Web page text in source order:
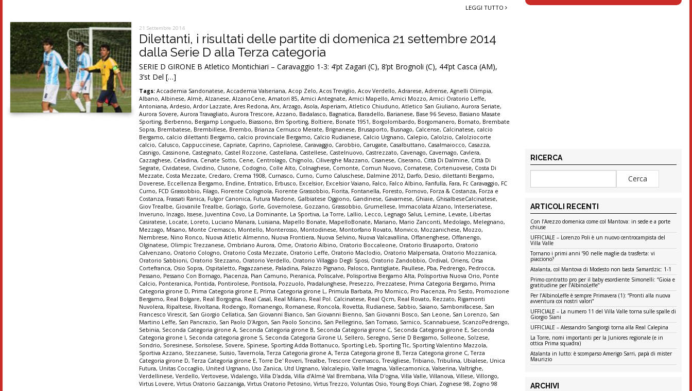
LEGGI TUTTO
21 Settembre 2014
Dilettanti, i risultati delle partite di domenica 21 settembre 2014
dalla Serie D alla Terza categoria
SERIE D GIRONE B Atletico Montichiari – Caravaggio 1-3: 4’pt Zagari (C), 8’pt Brognoli (C), 44’pt Casca (AM),
3’st Del […]
Tags: Accademia Sandonatese,Accademia Valseriana,Acop Zelo,Acos Treviglio,Acov Verdello,Adrarese,Adrense,Agnelli Olimpia,
Albano,Albinese,Almè,Alzanese,AlzanoCene,Amatori 85,Amici Antegnate,Amici Mapello,Amici Mozzo,Amici Oratorio Leffe,
Antoniana,Ardesio,Ardor Lazzate,Ares Redona,Arx,Arzago,Asola,Asperiam,Atletico Chiuduno,Atletico San Giuliano,Aurora Seriate,
Aurora Sovere,Aurora Travagliato,Aurora Trescore,Azzano, Badalasco, Bagnatica, Baradello, Barianese, Base 96 Seveso, Basiano Masate
Sporting, Berbenno, Bergamp Longuelo, Biassono, Bm Sporting, Boltiere, Bonate 1951, Borgolombardo, Borgomanero, Bornato, Brembate
Sopra, Brembatese, Brembillese, Brembo, Brianza Cernusco Merate, Brignanese, Brusaporto, Busnago, Calcense, Calcinatese, calcio
Bergamo, calcio dilettanti Bergamo, calcio provinciale Bergamo, Calcio Rudianese, Calcio Urgnano, Calepio, Calolzio, Calolziocorte
calcio, Calusco, Cappuccinese, Capriate, Caprino, Capriolese, Caravaggio, Carobbio, Carugate, Casalbuttano, Casalmaiocco, Casazza,
Casnigo, Cassinone, Castegnato, Castel Rozzone, Castellana, Castellese, Castelnuovo, Castrezzato, Cavenago, Cavernago, Cavlera,
Cazzaghese, Celadina, Cenate Sotto, Cene, Centrolago, Chignolo, Ciliverghe Mazzano, Cisanese, Ciserano, Città Di Dalmine, Città Di
Segrate, Cividatese, Cividino, Clusone, Codogno, Colle Alto, Colnaghese, Comonte, Comun Nuovo, Cornatese, Cortenuovese, Costa Di
Mezzate, Costa Mezzate, Credaro, Crema 1908, Curnasco, Curno, Curno Caluschese, Dalmine 2012, Darfo, Desio, dilettanti Bergamo,
Doverese, Eccellenza Bergamo, Endine, Entratico, Erbusco, Excelsior, Excelsior Vaiano, Falco, Falco Albino, Fanfulla, Fara, Fc Caravaggio, FC
Curno, FCD Grassobbio, Filago, Fiorente Colognola, Fiorente Grassobbio, Fiorita, Fontanella, Foresto, Fornovo, Forza & Costanza, Forza e
Costanza, Frassati Ranica, Fulgor Canonica, Futura Madone, Galbiatese Oggiono, Gandinese, Gavarnese, Ghiaie, GhisalbeseCalcinatese,
Giov Trealbe, Giovanile Trealbe, Gorlago, Gorle, Governolese, Gozzano, Grassobbio, Grumellese, Immacolata Alzano, Interseriatese,
Inveruno, Inzago, Issese, Juventina Covo, La Dominante, La Sportiva, La Torre, Lallio, Lecco, Legnago Salus, Lemine, Levate, Libertas
Casiratese, Locate, Loreto, Luciano Manara, Luisiana, Mapello Bonate, MapelloBonate, Mariano, Mario Zanconti, Medolago, Melegnano,
Mezzago, Misano, Monte Cremasco, Montello, Monterosso, Montodinese, Montorfano Rovato, Monvico, Mozzanichese, Mozzo,
Nembrese, Nino Ronco, Nuova Atletic Almenno, Nuova Frontiera, Nuova Selvino, Nuova Valcavallina, Offanenghese, Offanengo,
Olginatese, Olimpic Trezzanese, Ombriano Aurora, Ome, Oratorio Albino, Oratorio Boccaleone, Oratorio Brusaporto, Oratorio
Calvenzano, Oratorio Cologno, Oratorio Costa Mezzate, Oratorio Leffe, Oratorio Maclodio, Oratorio Malpensata, Oratorio Mozzanica,
Oratorio Sabbioni, Oratorio Stezzano, Oratorio Verdello, Oratorio Villaggio Degli Sposi, Oratorio Zandobbio, Ordival, Oriens, Orsa
Cortefranca, Osio Sopra, Ospitaletto, Pagazzanese, Paladina, Palazzo Pignano, Palosco, Pantigliate, Paullese, Pba, Pedrengo, Pedrocca,
Pessano, Pessano Con Bornago, Piacenza, Pian Camuno, Pieranica, Poliscalve, Polisportiva Bergamo Alta, Polisportiva Nuova Orio, Ponte
Calcio, Ponteranica, Pontida, Pontirolese, Pontisola, Pozzuolo, Pradalunghese, Presezzo, Prezzatese, Prima Categoria Bergamo, Prima
Categoria girone D, Prima Categoria girone E, Prima Categoria girone L, Primula Barbata, Pro Mornico, Pro Piacenza, Pro Sesto, Promozione
Bergamo, Real Bolgare, Real Borgogna, Real Casal, Real Milano, Real Pol. Calcinatese, Real Qcm, Real Rovato, Rezzato, Rigamonti
Nuvolera, Ripaltese, Rivoltana, Rodengo, Romanengo, Romanese, Roncola, Rovetta, Rudianese, Sabbio, Saiano, Sambonifacese, San
Francesco Virescit, San Giorgio Cellatica, San Giovanni Bianco, San Giovanni Bienno, San Giovanni Bosco, San Leone, San Lorenzo, San
Martino Leffe, San Pancrazio, San Paolo D'Argon, San Paolo Soncino, San Pellegrino, San Tomaso, Sarnico, Scannabuese, ScanzoPedrengo,
Sebinia, Seconda Categoria girone A, Seconda Categoria girone B, Seconda Categoria girone C, Seconda Categoria girone E, Seconda
Categoria girone I, Seconda categoria girone S, Seconda Categoria Girone U, Sellero, Seregno, Serie D Bergamo, Solleone, Solzese,
Sondrio, Soresinese, Sorisolese, Sovere, Spinese, Sporting Adda Bottanuco, Sporting Leb, Sporting Tlc, Sporting Valentino Mazzola,
Sportiva Azzano, Stezzanese, Suisio,Tavernola,Terza Categoria girone A,Terza Categoria girone B,Terza Categoria girone C,Terza
Categoria girone D,Terza Categoria girone E,Torre De' Roveri,Trealbe,Trescore Cremasco,Trevigliese,Tribiano,Tribulina, Ubialese, Unica
Futura, Unitas Coccaglio, United Urgnano, Uso Zanica, Utd Urgnano,Valcalepio,Valle Imagna,Vallecamonica,Valserina,Valtrighe,
Verdellinese,Verdello,Vertovese,Vidalengo,Villa D'adda,Villa d'Almè Val Brembana,Villa D'ogna,Villa Valle,Villanova,Villese,Villongo,
Virtus Lovere,Virtus Oratorio Gazzaniga,Virtus Oratorio Petosino,Virtus Trezzo,Voluntas Osio,Young Boys Chiari, Zognese 98, Zogno 98
RICERCA
ARTICOLI RECENTI
Con l’Arezzo domenica come col Mantova: in sede e a porte
chiuse
UFFICIALE – Lorenzo Poli è un nuovo centrocampista del
Villa Valle
Tornano i primi anni ’90 nelle maglie da trasferta: vi
piacciono?
Atalanta, col Mantova di Modesto non basta Samardzic: 1-1
Primo contratto pro per il baby esordiente Simonelli: “Gioia e
gratitudine per l’AlbinoLeffe”
Per l’AlbinoLeffe è sempre Primavera (1): “Pronti alla nuova
avventura coi nostri valori”
UFFICIALE – La numero 11 del Villa Valle torna sulle spalle di
Giorgio Siani
UFFICIALE – Alessandro Sangiorgi torna alla Real Calepina
La Torre, nomi importanti per la Juniores regionale (e in
ottica Prima squadra)
Atalanta in lutto: è scomparso Amerigo Sarri, papà di mister
Maurizio
ARCHIVI